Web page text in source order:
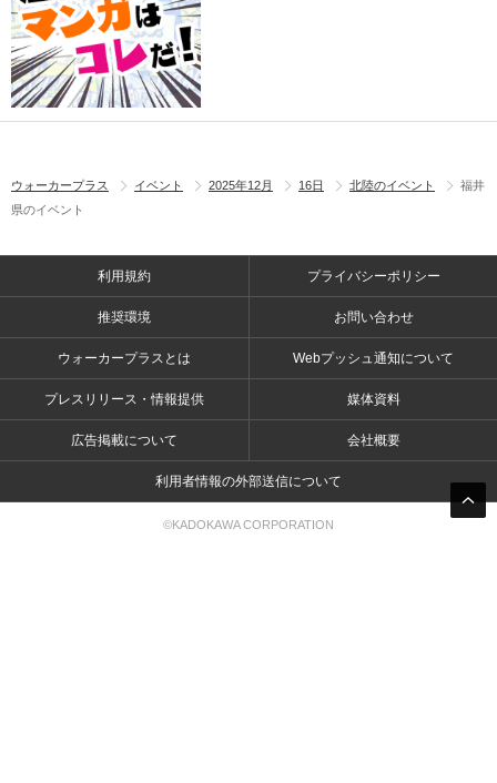
ウォーカープラス イベント 2025年12月 16日 北陸のイベント
福井
県のイベント
利用規約 プライバシーポリシー
推奨環境 お問い合わせ
ウォーカープラスとは Webプッシュ通知について
プレスリリース・情報提供 媒体資料
広告掲載について 会社概要
利用者情報の外部送信について
©KADOKAWA CORPORATION